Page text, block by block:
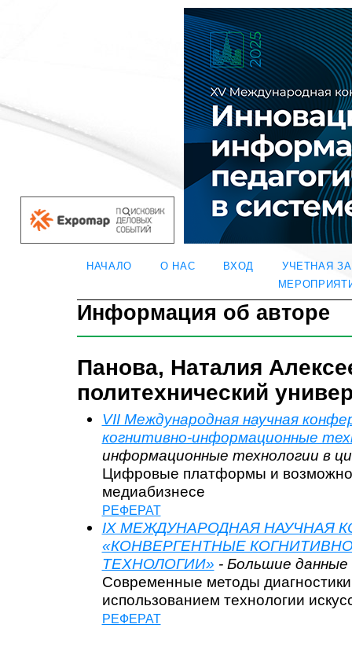
НАЧАЛО О НАС ВХОД
УЧЕТНАЯ
Информация об авторе
Панова, Наталия
политехнический
VII Международная научная
когнитивно-информационные
информационные технологии в
Цифровые платформы и
медиабизнесе
РЕФЕРАТ
IX МЕЖДУНАРОДНАЯ НАУЧНАЯ
«КОНВЕРГЕНТНЫЕ
ТЕХНОЛОГИИ» - Большие данные
Современные методы
использованием технологии
РЕФЕРАТ